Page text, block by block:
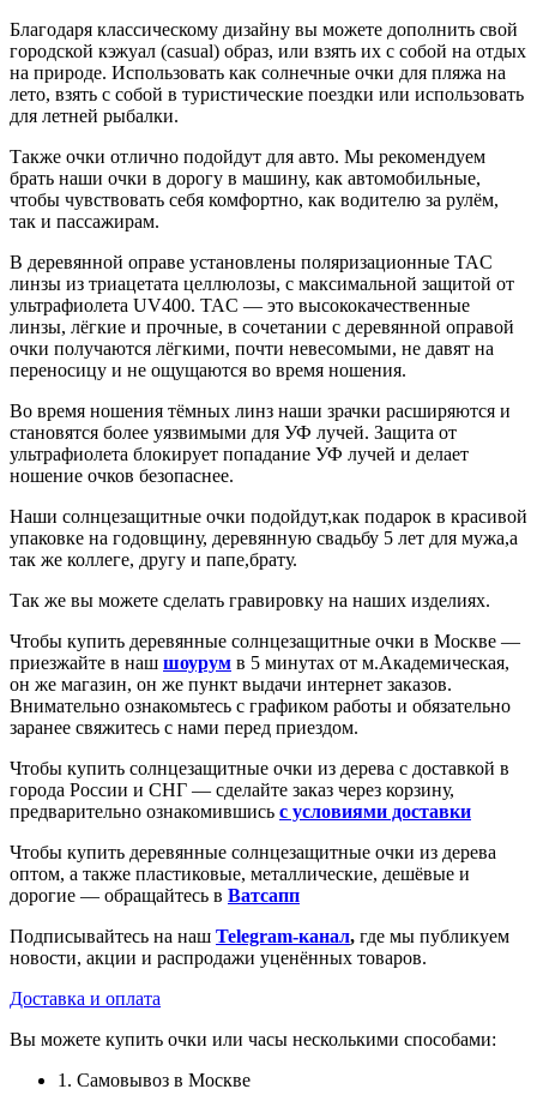
Благодаря классическому дизайну вы можете дополнить свой
городской кэжуал (casual) образ, или взять их с собой на отдых
на природе. Использовать как солнечные очки для пляжа на
лето, взять с собой в туристические поездки или использовать
для летней рыбалки.
Также очки отлично подойдут для авто. Мы рекомендуем
брать наши очки в дорогу в машину, как автомобильные,
чтобы чувствовать себя комфортно, как водителю за рулём,
так и пассажирам.
В деревянной оправе установлены поляризационные TAC
линзы из триацетата целлюлозы, с максимальной защитой от
ультрафиолета UV400. TAC — это высококачественные
линзы, лёгкие и прочные, в сочетании с деревянной оправой
очки получаются лёгкими, почти невесомыми, не давят на
переносицу и не ощущаются во время ношения.
Во время ношения тёмных линз наши зрачки расширяются и
становятся более уязвимыми для УФ лучей. Защита от
ультрафиолета блокирует попадание УФ лучей и делает
ношение очков безопаснее.
Наши солнцезащитные очки подойдут,как подарок в красивой
упаковке на годовщину, деревянную свадьбу 5 лет для мужа,а
так же коллеге, другу и папе,брату.
Так же вы можете сделать гравировку на наших изделиях.
Чтобы купить деревянные солнцезащитные очки в Москве —
приезжайте в наш шоурум в 5 минутах от м.Академическая,
он же магазин, он же пункт выдачи интернет заказов.
Внимательно ознакомьтесь с графиком работы и обязательно
заранее свяжитесь с нами перед приездом.
Чтобы купить солнцезащитные очки из дерева с доставкой в
города России и СНГ — сделайте заказ через корзину,
предварительно ознакомившись с условиями доставки
Чтобы купить деревянные солнцезащитные очки из дерева
оптом, а также пластиковые, металлические, дешёвые и
дорогие — обращайтесь в Ватсапп
Подписывайтесь на наш Telegram-канал, где мы публикуем
новости, акции и распродажи уценённых товаров.
Доставка и оплата
Вы можете купить очки или часы несколькими способами:
1. Самовывоз в Москве